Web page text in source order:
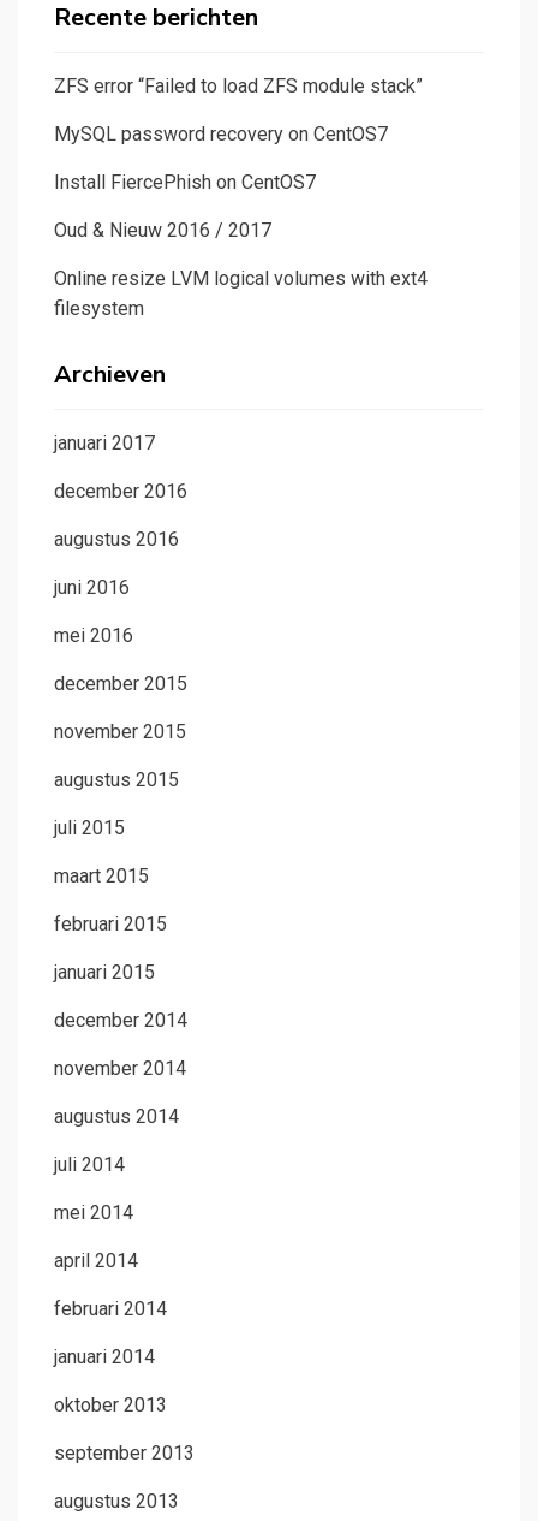
Recente berichten
ZFS error “Failed to load ZFS module stack”
MySQL password recovery on CentOS7
Install FiercePhish on CentOS7
Oud & Nieuw 2016 / 2017
Online resize LVM logical volumes with ext4
filesystem
Archieven
januari 2017
december 2016
augustus 2016
juni 2016
mei 2016
december 2015
november 2015
augustus 2015
juli 2015
maart 2015
februari 2015
januari 2015
december 2014
november 2014
augustus 2014
juli 2014
mei 2014
april 2014
februari 2014
januari 2014
oktober 2013
september 2013
augustus 2013